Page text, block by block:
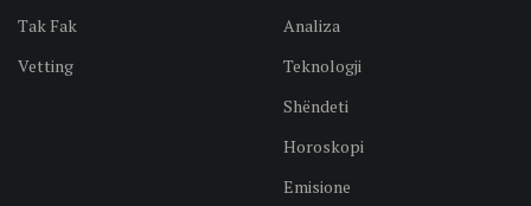
Tak Fak
Vetting
Analiza
Teknologji
Shëndeti
Horoskopi
Emisione